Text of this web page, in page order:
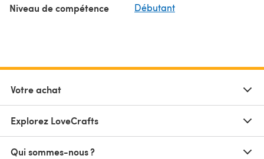
Niveau de compétence Débutant
Votre achat
Explorez LoveCrafts
Qui sommes-nous ?